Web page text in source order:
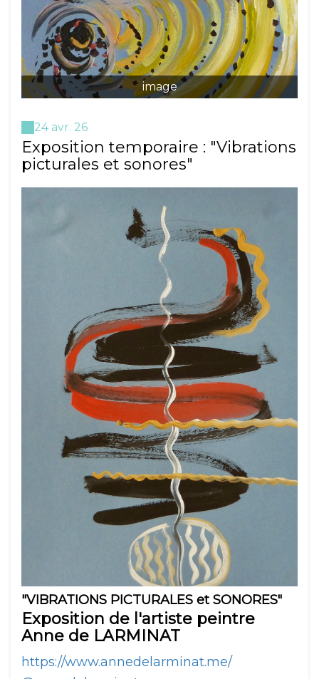
image
24 avr. 26
Exposition temporaire : "Vibrations
picturales et sonores"
"VIBRATIONS PICTURALES et SONORES"
Exposition de l'artiste peintre
Anne de LARMINAT
https://www.annedelarminat.me/